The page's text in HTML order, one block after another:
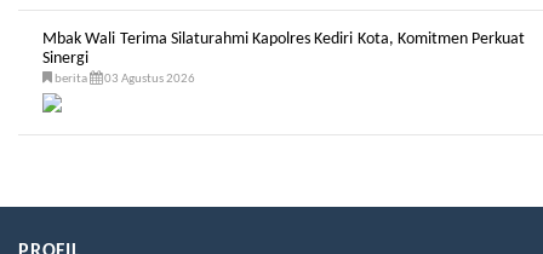
Mbak Wali Terima Silaturahmi Kapolres Kediri Kota, Komitmen Perkuat
Sinergi
berita 03 Agustus 2026